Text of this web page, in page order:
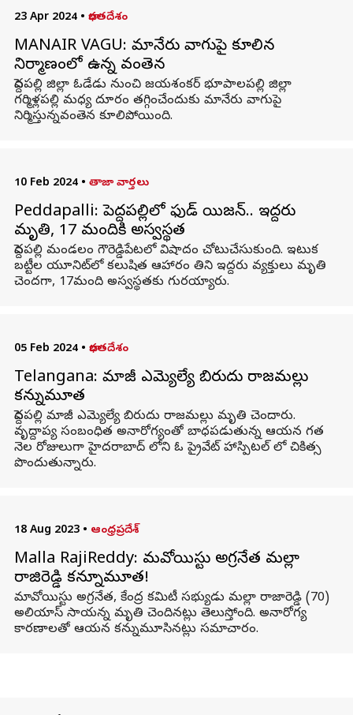
23 Apr 2024 • భారతదేశం
MANAIR VAGU: మానేరు వాగుపై కూలిన
నిర్మాణంలో ఉన్న వంతెన
పెద్దపల్లి జిల్లా ఓడేడు నుంచి జయశంకర్‌ భూపాలపల్లి జిల్లా
గర్మిళ్లపల్లి మధ్య దూరం తగ్గించేందుకు మానేరు వాగుపై
నిర్మిస్తున్నవంతెన కూలిపోయింది.
10 Feb 2024 • తాజా వార్తలు
Peddapalli: పెద్దపల్లిలో ఫుడ్‌ పాయిజన్‌.. ఇద్దరు
మృతి, 17 మందికి అస్వస్థత
పెద్దపల్లి మండలం గౌరెడ్డిపేటలో విషాదం చోటుచేసుకుంది. ఇటుక
బట్టీల యూనిట్‌లో కలుషిత ఆహారం తిని ఇద్దరు వ్యక్తులు మృతి
చెందగా, 17మంది అస్వస్థతకు గురయ్యారు.
05 Feb 2024 • భారతదేశం
Telangana: మాజీ ఎమ్యెల్యే బిరుదు రాజమల్లు
కన్నుమూత
పెద్దపల్లి మాజీ ఎమ్యెల్యే బిరుదు రాజమల్లు మృతి చెందారు.
వృద్దాప్య సంబంధిత అనారోగ్యంతో బాధపడుతున్న ఆయన గత
నెల రోజులుగా హైదరాబాద్ లోని ఓ ప్రైవేట్ హాస్పిటల్ లో చికిత్స
పొందుతున్నారు.
18 Aug 2023 • ఆంధ్రప్రదేశ్
Malla RajiReddy: మవోయిస్టు అగ్రనేత మల్లా
రాజిరెడ్డి కన్నూమూత!
మావోయిస్టు అగ్రనేత, కేంద్ర కమిటీ సభ్యుడు మల్లా రాజారెడ్డి (70)
అలియాస్ సాయన్న మృతి చెందినట్లు తెలుస్తోంది. అనారోగ్య
కారణాలతో ఆయన కన్నుమూసినట్లు సమాచారం.